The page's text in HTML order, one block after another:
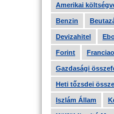
Amerikai
Benzin
Devizahitel
Forint
Gazdasági
Heti tőzsdei
Iszlám Állam